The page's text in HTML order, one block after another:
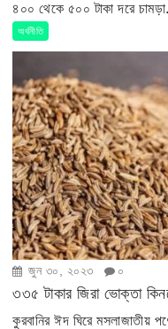
৪০০ থেকে ৫০০ টাকা দরে
অর্থনীতি
জুন ৩০, ২০২৩ ০
৩৩৫ টাকার জিরা ভোক্তা
কুরবানির ঈদ ঘিরে মসলাজাতীয়